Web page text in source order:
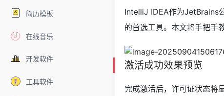
简历模板
在线音乐
开发软件
工具软件
IntelliJ IDEA作为JetBrains
的首选工具。本文将手把手
激活成功效果预览
完成激活后，许可证状态将